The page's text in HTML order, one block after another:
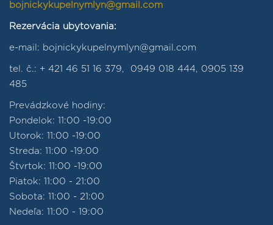
bojnickykupelnymlyn@gmail.com
Rezervácia ubytovania:
e-mail: bojnickykupelnymlyn@gmail.com
tel. č.: + 421 46 51 16 379, 0949 018 444, 0905 139
485
Prevádzkové hodiny:
Pondelok: 11:00 -19:00
Utorok: 11:00 -19:00
Streda: 11:00 -19:00
Štvrtok: 11:00 -19:00
Piatok: 11:00 - 21:00
Sobota: 11:00 - 21:00
Nedeľa: 11:00 - 19:00